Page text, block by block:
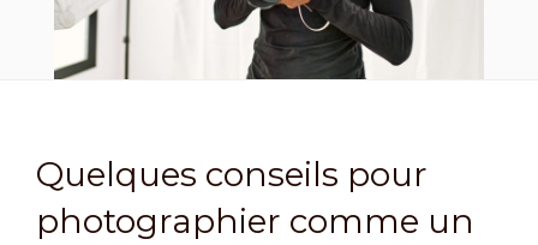
Quelques conseils pour
photographier comme un